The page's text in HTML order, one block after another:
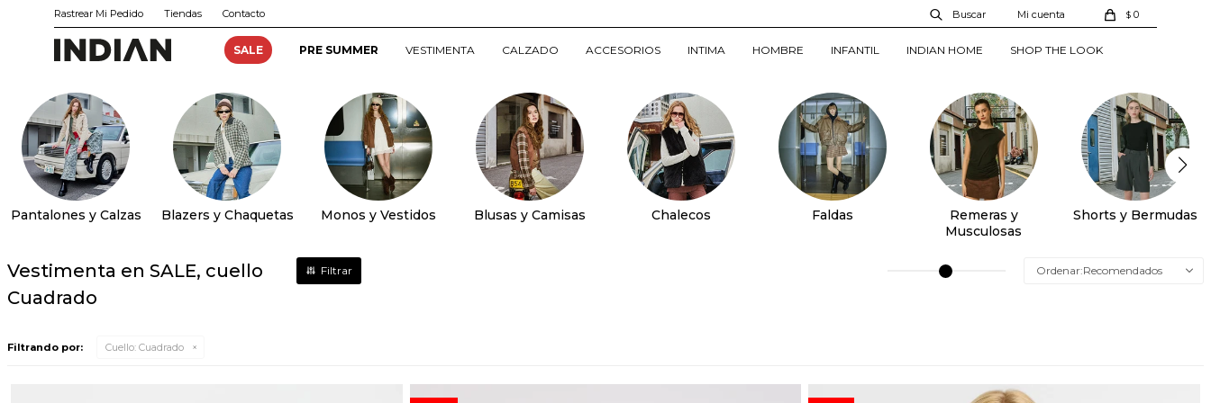
SALE PRE SUMMER VESTIMENTA CALZADO ACCESORIOS INTIMA HOMBRE INFANTIL INDIAN HOME SHOP THE LOOK
$ 0
Rastrear Mi Pedido Tiendas Contacto
Pantalones y Calzas Blazers y Chaquetas Monos y Vestidos Blusas y Camisas Chalecos Faldas
Remeras y
Musculosas
Shorts y Bermudas
Vestimenta en SALE, cuello
Cuadrado
Recomendados
Filtrando por: Cuello: Cuadrado